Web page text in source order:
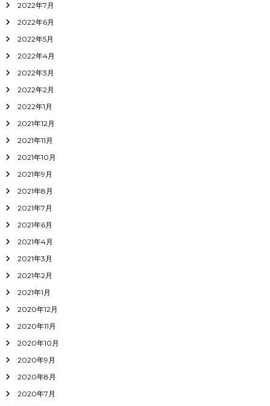
2022年7月
2022年6月
2022年5月
2022年4月
2022年3月
2022年2月
2022年1月
2021年12月
2021年11月
2021年10月
2021年9月
2021年8月
2021年7月
2021年6月
2021年4月
2021年3月
2021年2月
2021年1月
2020年12月
2020年11月
2020年10月
2020年9月
2020年8月
2020年7月